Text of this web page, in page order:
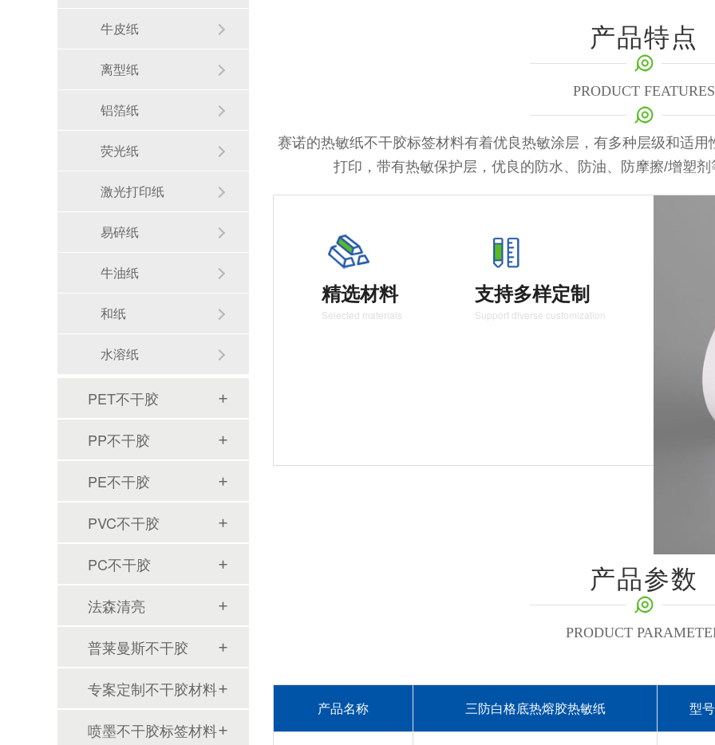
产品特点
PRODUCT FEATURES
赛诺的热敏纸不干胶标签材料有着优良热敏涂层，有多种层级和适
打印，带有热敏保护层，优良的防水、防油、防摩擦/增塑
精选材料
Selected materials
支持多样定制
Support diverse customization
产品参数
PRODUCT
产品名称 三防白格底热熔胶热敏纸 型号
牛皮纸
离型纸
铝箔纸
荧光纸
激光打印纸
易碎纸
牛油纸
和纸
水溶纸
PET不干胶
PP不干胶
PE不干胶
PVC不干胶
PC不干胶
法森清亮
普莱曼斯不干胶
专案定制不干胶材料
喷墨不干胶标签材料